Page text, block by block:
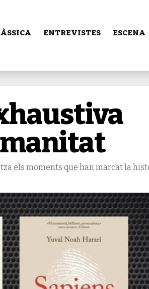
ENTREVISTES ESCENA
els moments que han marcat la